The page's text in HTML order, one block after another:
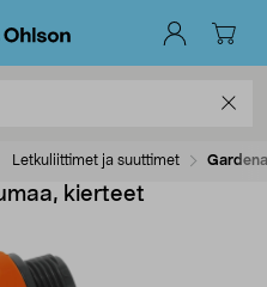
Letkuliittimet ja suuttimet
kierteet